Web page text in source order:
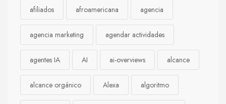
afiliados afroamericana agencia
agencia marketing agendar actividades
agentes IA AI ai-overviews alcance
alcance orgánico Alexa algoritmo